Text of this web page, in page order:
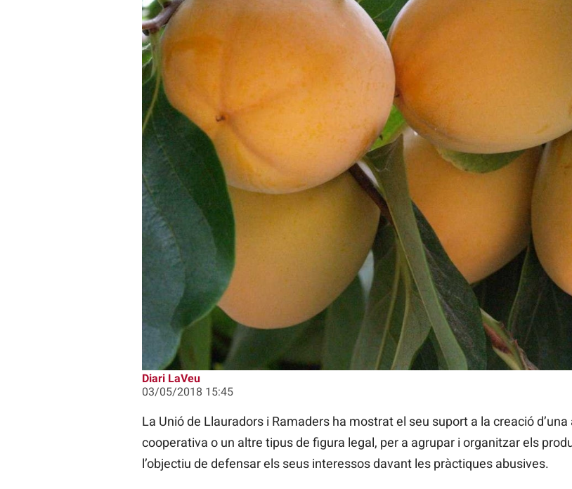
Diari LaVeu
03/05/2018 15:45
La Unió de Llauradors i Ramaders ha mostrat el seu suport a la creació
cooperativa o un altre tipus de figura legal, per a agrupar i organitzar els
l’objectiu de defensar els seus interessos davant les pràctiques abusives.